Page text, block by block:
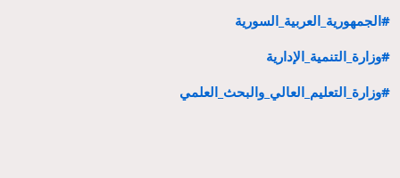
#الجمهورية_العربية_السورية
#وزارة_التنمية_الإدارية
#وزارة_التعليم_العالي_والبحث_العلمي